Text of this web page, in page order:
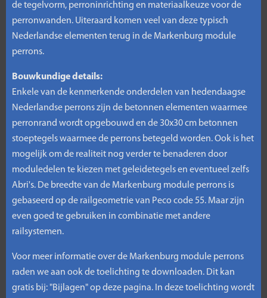
de tegelvorm, perroninrichting en materiaalkeuze voor de
perronwanden. Uiteraard komen veel van deze typisch
Nederlandse elementen terug in de Markenburg module
perrons.
Bouwkundige details:
Enkele van de kenmerkende onderdelen van hedendaagse
Nederlandse perrons zijn de betonnen elementen waarmee
perronrand wordt opgebouwd en de 30x30 cm betonnen
stoeptegels waarmee de perrons betegeld worden. Ook is het
mogelijk om de realiteit nog verder te benaderen door
moduledelen te kiezen met geleidetegels en eventueel zelfs
Abri's. De breedte van de Markenburg module perrons is
gebaseerd op de railgeometrie van Peco code 55. Maar zijn
even goed te gebruiken in combinatie met andere
railsystemen.
Voor meer informatie over de Markenburg module perrons
raden we aan ook de toelichting te downloaden. Dit kan
gratis bij: "Bijlagen" op deze pagina. In deze toelichting wordt